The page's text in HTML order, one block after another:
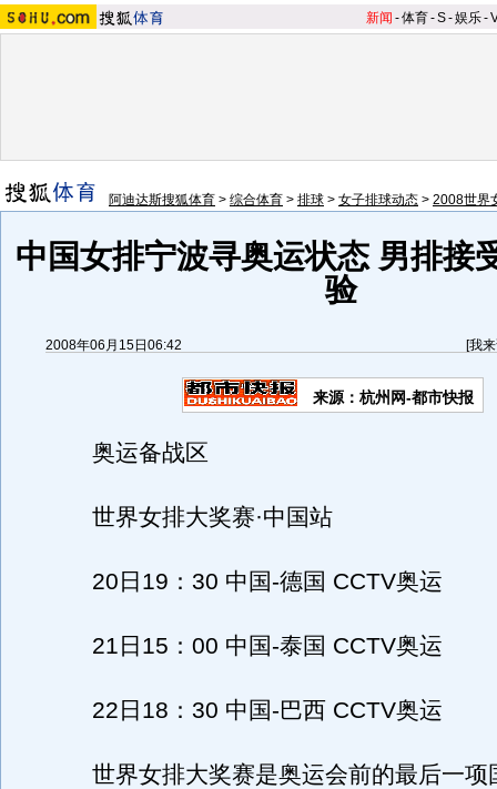
新闻 -体育-S-娱乐-
阿迪达斯搜狐体育 > 综合体育 > 排球 > 女子排球动态 > 2008世界
中国女排宁波寻奥运状态 男排接
验
2008年06月15日06:42 [我
来源：杭州网-都市快报
奥运备战区
世界女排大奖赛·中国站
20日19：30 中国-德国 CCTV奥运
21日15：00 中国-泰国 CCTV奥运
22日18：30 中国-巴西 CCTV奥运
世界女排大奖赛是奥运会前的最后一项